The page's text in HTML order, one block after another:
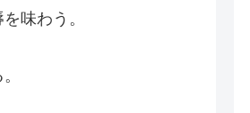
味わう。